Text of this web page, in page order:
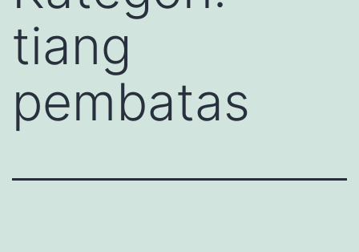
tiang
pembatas